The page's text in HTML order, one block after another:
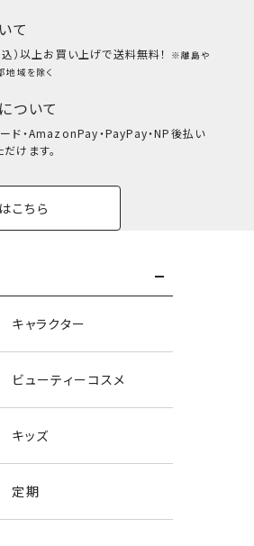
て
）以上お買い上げで送料無料！
※離島や
地域を除く
ついて
ド・AmazonPay・PayPay・NP後払い
けます。
こちら
キャラクター
ビューティーコスメ
キッズ
定期